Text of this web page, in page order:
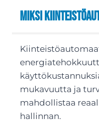
Miksi
mukavuutta ja
mahdollistaa
hallinnan.